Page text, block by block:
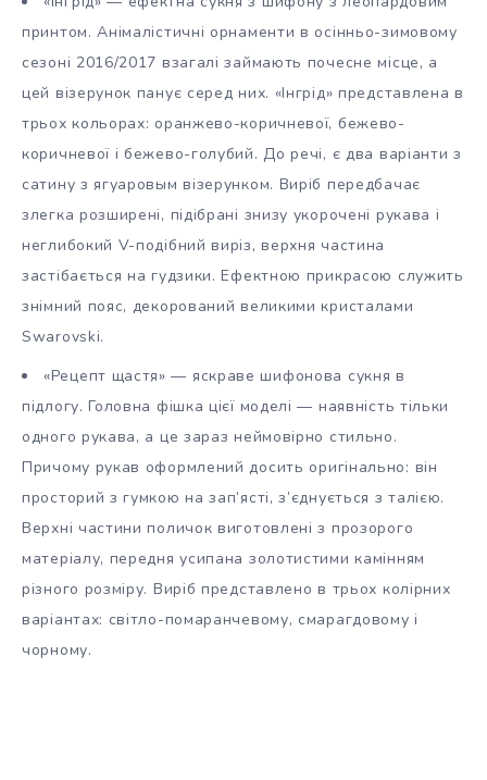
принтом. Анімалістичні орнаменти в осінньо-зимовому
сезоні 2016/2017 взагалі займають почесне місце, а
цей візерунок панує серед них. «Інгрід» представлена в
трьох кольорах: оранжево-коричневої, бежево-
коричневої і бежево-голубий. До речі, є два варіанти з
сатину з ягуаровым візерунком. Виріб передбачає
злегка розширені, підібрані знизу укорочені рукава і
неглибокий V-подібний виріз, верхня частина
застібається на гудзики. Ефектною прикрасою служить
знімний пояс, декорований великими кристалами
Swarovski.
«Рецепт щастя» — яскраве шифонова сукня в
підлогу. Головна фішка цієї моделі — наявність тільки
одного рукава, а це зараз неймовірно стильно.
Причому рукав оформлений досить оригінально: він
просторий з гумкою на зап’ясті, з’єднується з талією.
Верхні частини поличок виготовлені з прозорого
матеріалу, передня усипана золотистими камінням
різного розміру. Виріб представлено в трьох колірних
варіантах: світло-помаранчевому, смарагдовому і
чорному.